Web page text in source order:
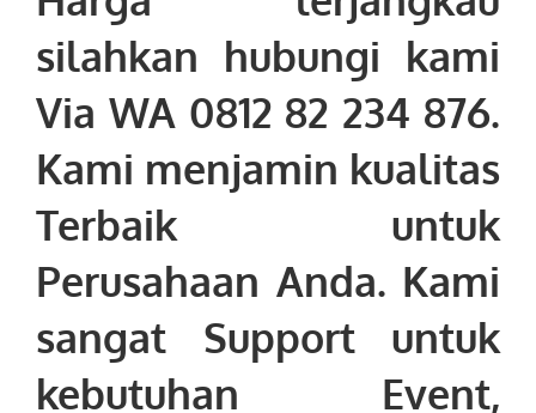
silahkan hubungi kami
Via WA 0812 82 234 876.
Kami menjamin kualitas
Terbaik untuk
Perusahaan Anda. Kami
sangat Support untuk
kebutuhan Event,